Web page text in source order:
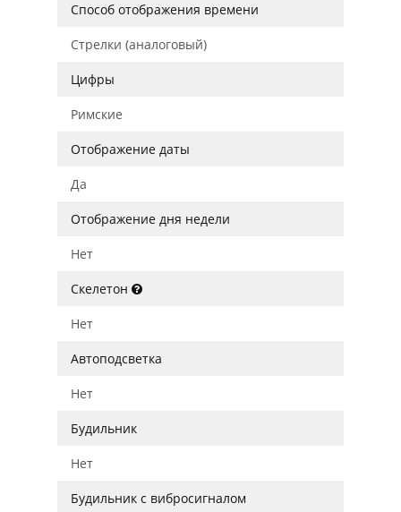
Способ отображения времени
Стрелки (аналоговый)
Цифры
Римские
Отображение даты
Да
Отображение дня недели
Нет
Скелетон
Нет
Автоподсветка
Нет
Будильник
Нет
Будильник с вибросигналом